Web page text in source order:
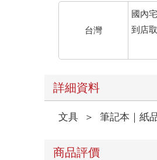
台灣
國內
到店
詳細資料
文具 ＞ 筆記本｜紙
商品評價